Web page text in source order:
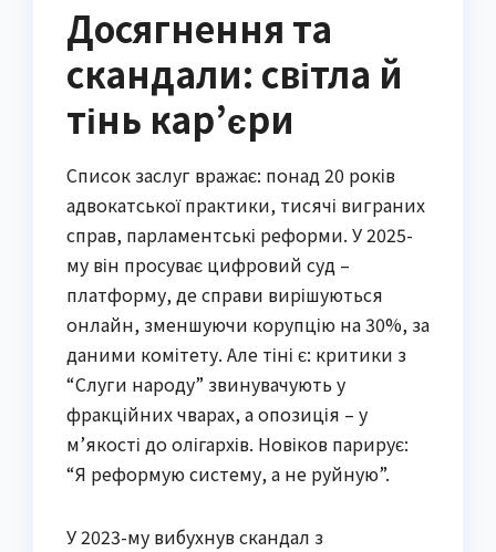
Досягнення та
скандали: світла й
тінь кар’єри
Список заслуг вражає: понад 20 років
адвокатської практики, тисячі виграних
справ, парламентські реформи. У 2025-
му він просуває цифровий суд –
платформу, де справи вирішуються
онлайн, зменшуючи корупцію на 30%, за
даними комітету. Але тіні є: критики з
“Слуги народу” звинувачують у
фракційних чварах, а опозиція – у
м’якості до олігархів. Новіков парирує:
“Я реформую систему, а не руйную”.
У 2023-му вибухнув скандал з